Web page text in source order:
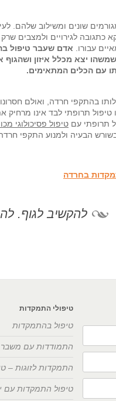
שונים ומשילוב שלהם.
כתגובה לגירויים ולמצבים
עבורו. אדם שעבר טיפול
יצא מכלל איזון
עם הכלים המתאימים.
בהתקפי חרדה, ואולם
טיפול תרופתי לבד אינו
תרופתי עם טיפול פסיכולוגי
הבעיה ולמנוע התקפי חרדה
בחרדה
להקשיב לגוף.
טיפולי התמקדות
טיפול בהתמקדות
התמודדות עם משבר
התמקדות לזוגות –
טיפול התמקדות עם